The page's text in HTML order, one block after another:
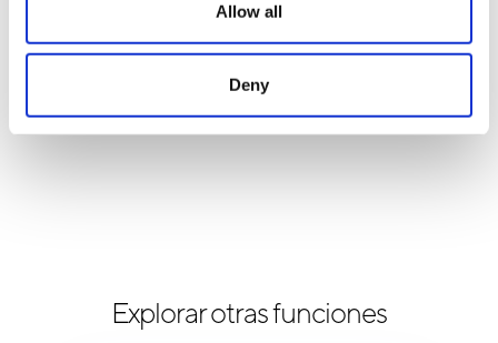
Allow all
Deny
Explorar otras funciones